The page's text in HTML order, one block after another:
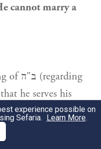
one day. The
experience possible on
Sefaria. Learn More.